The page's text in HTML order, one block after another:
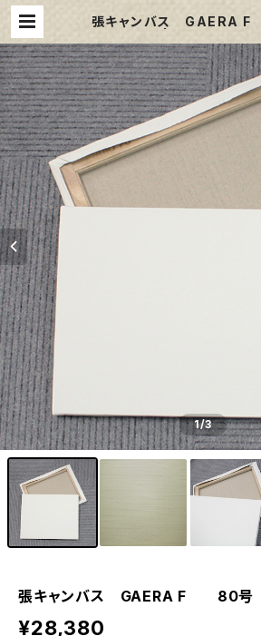
張キャンバス GAERA
1/3
張キャンバス GAERA F 80号
¥28,380